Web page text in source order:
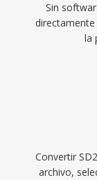
Sin
la
Convertir
archivo,